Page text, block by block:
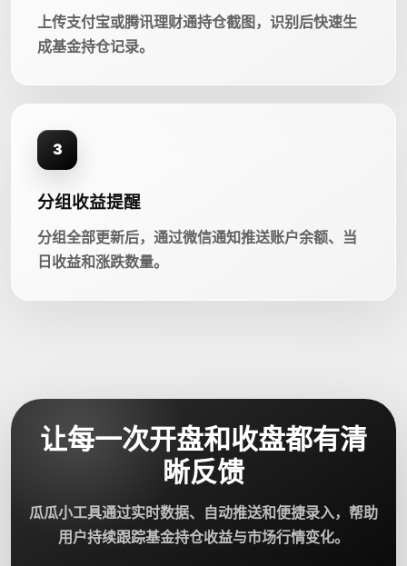
上传支付宝或腾讯理财通持仓截图，识别后快速生
成基金持仓记录。
3
分组收益提醒
分组全部更新后，通过微信通知推送账户余额、当
日收益和涨跌数量。
让每一次开盘和收盘都有清
晰反馈
瓜瓜小工具通过实时数据、自动推送和便捷录入，帮助
用户持续跟踪基金持仓收益与市场行情变化。